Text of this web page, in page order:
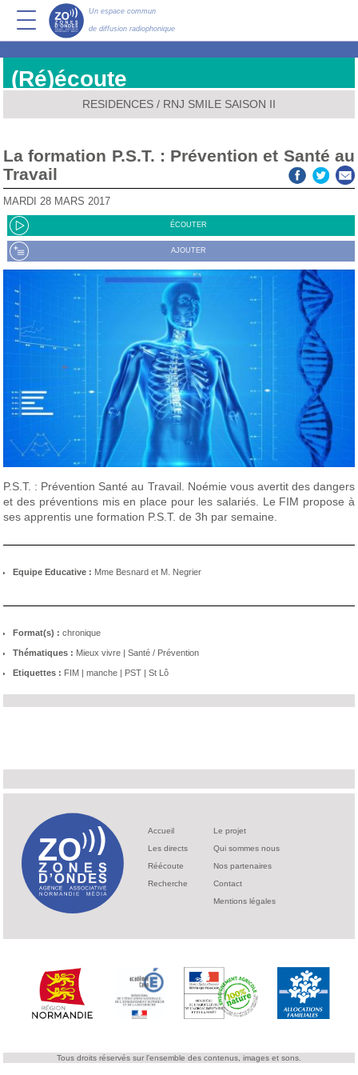
Un espace commun
de diffusion radiophonique
(Ré)écoute
RESIDENCES / RNJ SMILE SAISON II
La formation P.S.T. : Prévention et Santé au
Travail
MARDI 28 MARS 2017
ÉCOUTER
AJOUTER
P.S.T. : Prévention Santé au Travail. Noémie vous avertit des dangers
et des préventions mis en place pour les salariés. Le FIM propose à
ses apprentis une formation P.S.T. de 3h par semaine.
Equipe Educative : Mme Besnard et M. Negrier
Format(s) : chronique
Thématiques : Mieux vivre | Santé / Prévention
Etiquettes : FIM | manche | PST | St Lô
Accueil
Les directs
Réécoute
Recherche
Le projet
Qui sommes nous
Nos partenaires
Contact
Mentions légales
Tous droits réservés sur l'ensemble des contenus, images et sons.